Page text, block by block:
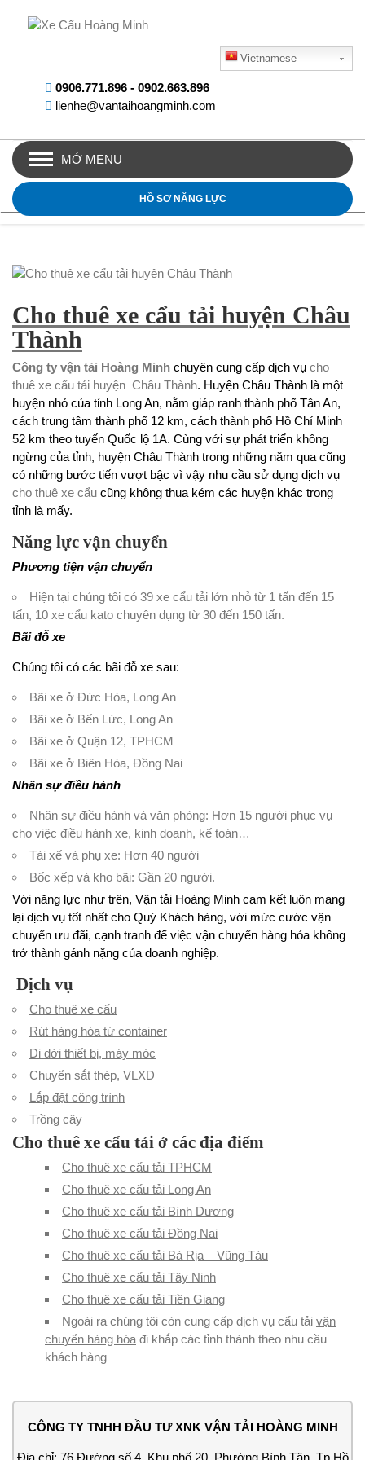
Vietnamese
0906.771.896 - 0902.663.896
lienhe@vantaihoangminh.com
MỞ MENU
HỒ SƠ NĂNG LỰC
Cho thuê xe cẩu tải huyện Châu
Thành
Công ty vận tải Hoàng Minh chuyên cung cấp dịch vụ cho
thuê xe cẩu tải huyện Châu Thành. Huyện Châu Thành là một
huyện nhỏ của tỉnh Long An, nằm giáp ranh thành phố Tân An,
cách trung tâm thành phố 12 km, cách thành phố Hồ Chí Minh
52 km theo tuyến Quốc lộ 1A. Cùng với sự phát triển không
ngừng của tỉnh, huyện Châu Thành trong những năm qua cũng
có những bước tiến vượt bậc vì vậy nhu cầu sử dụng dịch vụ
cho thuê xe cẩu cũng không thua kém các huyện khác trong
tỉnh là mấy.
Năng lực vận chuyển
Phương tiện vận chuyển
Hiện tại chúng tôi có 39 xe cẩu tải lớn nhỏ từ 1 tấn đến 15
tấn, 10 xe cẩu kato chuyên dụng từ 30 đến 150 tấn.
Bãi đỗ xe
Chúng tôi có các bãi đỗ xe sau:
Bãi xe ở Đức Hòa, Long An
Bãi xe ở Bến Lức, Long An
Bãi xe ở Quận 12, TPHCM
Bãi xe ở Biên Hòa, Đồng Nai
Nhân sự điều hành
Nhân sự điều hành và văn phòng: Hơn 15 người phục vụ
cho việc điều hành xe, kinh doanh, kế toán…
Tài xế và phụ xe: Hơn 40 người
Bốc xếp và kho bãi: Gần 20 người.
Với năng lực như trên, Vận tải Hoàng Minh cam kết luôn mang
lại dịch vụ tốt nhất cho Quý Khách hàng, với mức cước vận
chuyển ưu đãi, cạnh tranh để việc vận chuyển hàng hóa không
trở thành gánh nặng của doanh nghiệp.
Dịch vụ
Cho thuê xe cẩu
Rút hàng hóa từ container
Di dời thiết bị, máy móc
Chuyển sắt thép, VLXD
Lắp đặt công trình
Trồng cây
Cho thuê xe cẩu tải ở các địa điểm
Cho thuê xe cẩu tải TPHCM
Cho thuê xe cẩu tải Long An
Cho thuê xe cẩu tải Bình Dương
Cho thuê xe cẩu tải Đồng Nai
Cho thuê xe cẩu tải Bà Rịa – Vũng Tàu
Cho thuê xe cẩu tải Tây Ninh
Cho thuê xe cẩu tải Tiền Giang
Ngoài ra chúng tôi còn cung cấp dịch vụ cẩu tải vận
chuyển hàng hóa đi khắp các tỉnh thành theo nhu cầu
khách hàng
CÔNG TY TNHH ĐẦU TƯ XNK VẬN TẢI HOÀNG MINH
Địa chỉ: 76 Đường số 4, Khu phố 20, Phường Bình Tân, Tp Hồ